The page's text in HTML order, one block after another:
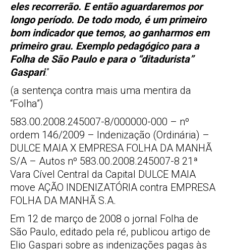
eles recorrerão. E então aguardaremos por
longo período. De todo modo, é um primeiro
bom indicador que temos, ao ganharmos em
primeiro grau. Exemplo pedagógico para a
Folha de São Paulo e para o “ditadurista”
Gaspari.”
(a sentença contra mais uma mentira da
“Folha”)
583.00.2008.245007-8/000000-000 – nº
ordem 146/2009 – Indenização (Ordinária) –
DULCE MAIA X EMPRESA FOLHA DA MANHÃ
S/A – Autos nº 583.00.2008.245007-8 21ª
Vara Cível Central da Capital DULCE MAIA
move AÇÃO INDENIZATÓRIA contra EMPRESA
FOLHA DA MANHÃ S.A.
Em 12 de março de 2008 o jornal Folha de
São Paulo, editado pela ré, publicou artigo de
Elio Gaspari sobre as indenizações pagas às